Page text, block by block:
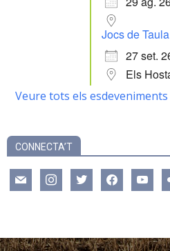
Jocs de Taula
27 set.
Els
Veure tots els esdeveniments
CONNECTA’T
mail instagramtwitter facebookyoutube